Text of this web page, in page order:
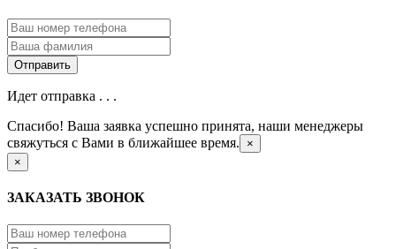
Идет отправка . . .
Спасибо! Ваша заявка успешно принята, наши менеджеры
свяжуться с Вами в ближайшее время.
×
×
ЗАКАЗАТЬ ЗВОНОК